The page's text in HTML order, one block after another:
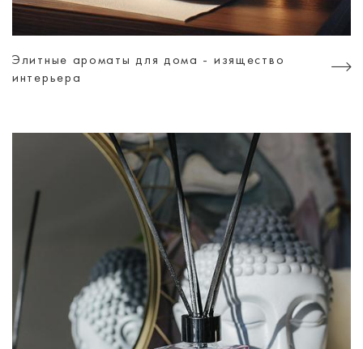
Элитные ароматы для дома - изящество
интерьера